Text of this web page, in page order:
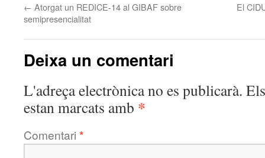
← Atorgat un REDICE-14 al GIBAF sobre
semipresencialitat
El
Deixa un comentari
L'adreça electrònica no es publicarà.
estan marcats amb *
Comentari *